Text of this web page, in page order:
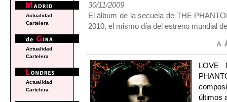
30/11/2009
El álbum de la secuela de THE
2010, el mismo día del estreno mundial
LOVE
últimos
Actualidad
Cartelera
Actualidad
Cartelera
Actualidad
Cartelera